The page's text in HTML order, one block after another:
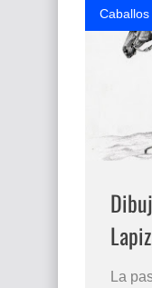
Caballos
La